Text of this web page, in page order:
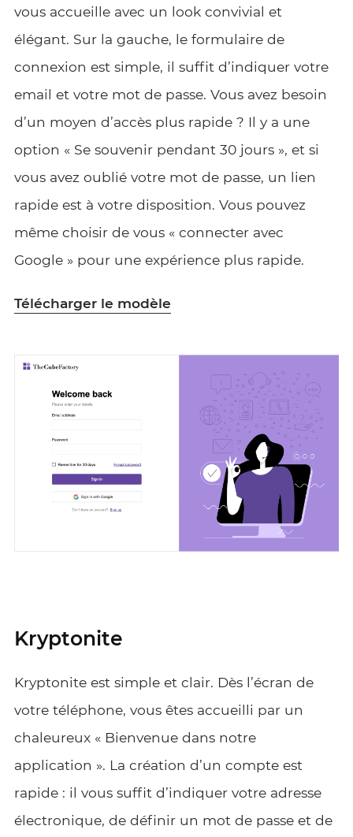
vous accueille avec un look convivial et
élégant. Sur la gauche, le formulaire de
connexion est simple, il suffit d’indiquer votre
email et votre mot de passe. Vous avez besoin
d’un moyen d’accès plus rapide ? Il y a une
option « Se souvenir pendant 30 jours », et si
vous avez oublié votre mot de passe, un lien
rapide est à votre disposition. Vous pouvez
même choisir de vous « connecter avec
Google » pour une expérience plus rapide.
Télécharger le modèle
Kryptonite
Kryptonite est simple et clair. Dès l’écran de
votre téléphone, vous êtes accueilli par un
chaleureux « Bienvenue dans notre
application ». La création d’un compte est
rapide : il vous suffit d’indiquer votre adresse
électronique, de définir un mot de passe et de